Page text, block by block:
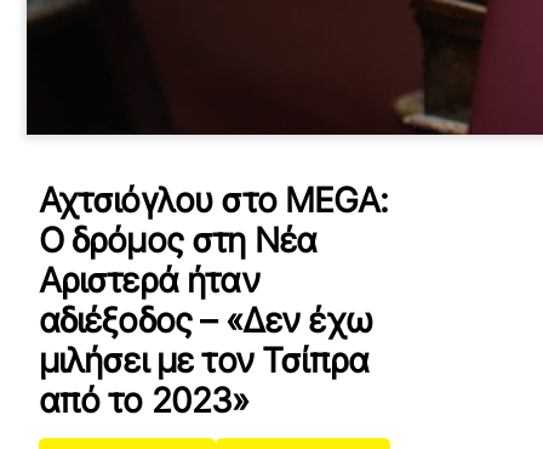
Αχτσιόγλου στο MEGA:
Ο δρόμος στη Νέα
Αριστερά ήταν
αδιέξοδος – «Δεν έχω
μιλήσει με τον Τσίπρα
από το 2023»